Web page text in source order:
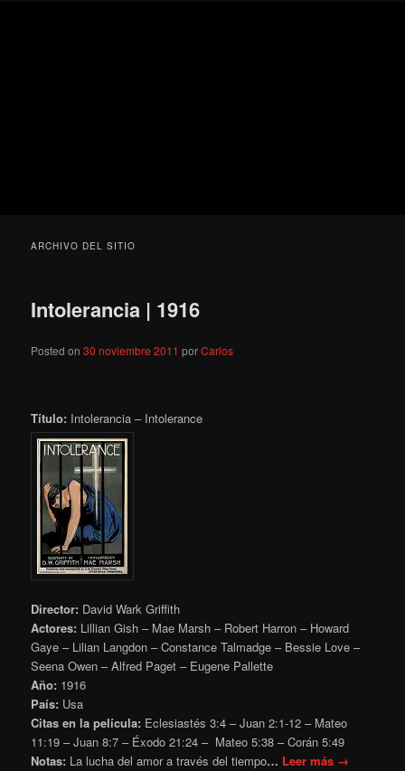
ARCHIVO DEL SITIO
Intolerancia | 1916
Posted on30 noviembre 2011 porCarlos
Título: Intolerancia – Intolerance
Director: David Wark Griffith
Actores: Lillian Gish – Mae Marsh – Robert Harron – Howard
Gaye – Lilian Langdon – Constance Talmadge – Bessie Love –
Seena Owen – Alfred Paget – Eugene Pallette
Año: 1916
País: Usa
Citas en la película: Eclesiastés 3:4 – Juan 2:1-12 – Mateo
11:19 – Juan 8:7 – Éxodo 21:24 – Mateo 5:38 – Corán 5:49
Notas: La lucha del amor a través del tiempo… Leer más →